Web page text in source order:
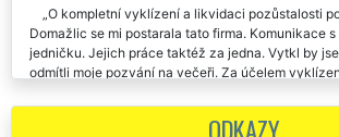
O kompletní vyklízení a likvidaci pozůstalosti
Domažlic se mi postarala tato firma. Komunikace s
jedničku. Jejich práce taktéž za jedna. Vytkl by
odmítli moje pozvání na večeři. Za účelem
Využila jsem vás na vyklizení a likvidaci
ODKAZY